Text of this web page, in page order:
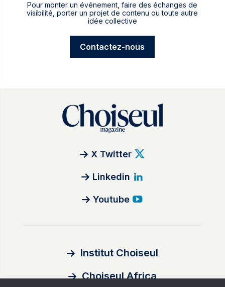
Pour monter un événement, faire des échanges de
visibilité, porter un projet de contenu ou toute autre
idée collective
Contactez-nous
X Twitter
Linkedin
Youtube
Institut Choiseul
Choiseul Africa